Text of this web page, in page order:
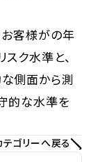
客様がの年
ク水準と、
側面から測
的な水準を
テゴリーへ戻る